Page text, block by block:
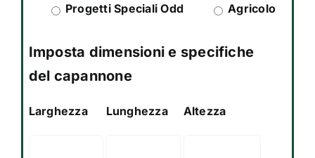
Progetti Speciali Odd Agricolo
Imposta dimensioni e specifiche
del capannone
Larghezza Lunghezza Altezza